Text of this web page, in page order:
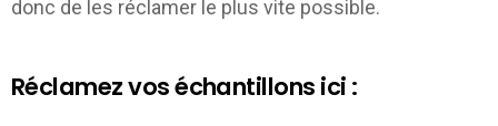
donc de les réclamer le plus vite possible.
Réclamez vos échantillons ici :